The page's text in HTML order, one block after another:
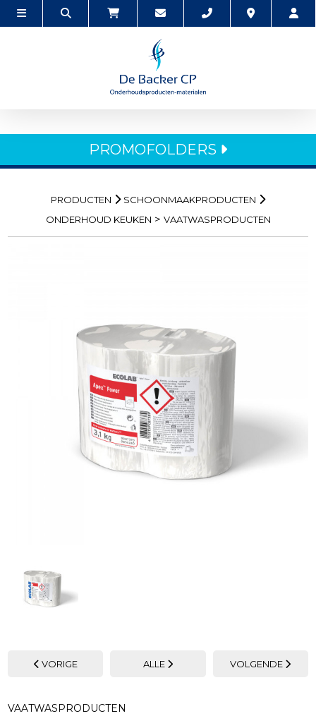
PROMOFOLDERS
PRODUCTEN
SCHOONMAAKPRODUCTEN
ONDERHOUD KEUKEN > VAATWASPRODUCTEN
VORIGE ALLE VOLGENDE
VAATWASPRODUCTEN